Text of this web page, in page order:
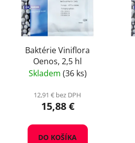
Baktérie Viniflora
Oenos, 2,5 hl
Skladem (36 ks)
12,91 € bez DPH
15,88 €
DO KOŠÍKA